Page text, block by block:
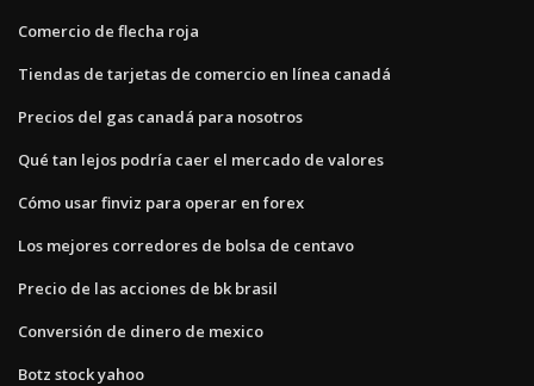
Comercio de flecha roja
Tiendas de tarjetas de comercio en línea canadá
Precios del gas canadá para nosotros
Qué tan lejos podría caer el mercado de valores
Cómo usar finviz para operar en forex
Los mejores corredores de bolsa de centavo
Precio de las acciones de bk brasil
Conversión de dinero de mexico
Botz stock yahoo